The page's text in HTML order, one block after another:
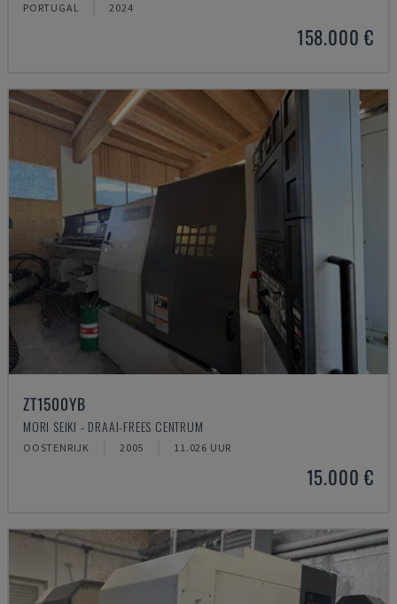
PORTUGAL 2024
158.000 €
ZT1500YB
MORI SEIKI - DRAAI-FREES CENTRUM
OOSTENRIJK 2005 11.026 UUR
15.000 €